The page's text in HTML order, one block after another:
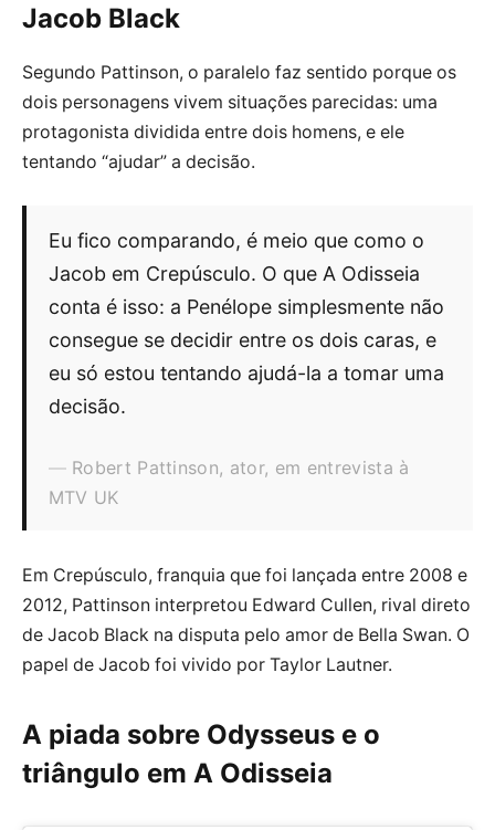
Jacob Black
Segundo Pattinson, o paralelo faz sentido porque os
dois personagens vivem situações parecidas: uma
protagonista dividida entre dois homens, e ele
tentando “ajudar” a decisão.
Eu fico comparando, é meio que como o
Jacob em Crepúsculo. O que A Odisseia
conta é isso: a Penélope simplesmente não
consegue se decidir entre os dois caras, e
eu só estou tentando ajudá-la a tomar uma
decisão.
Robert Pattinson, ator, em entrevista à
MTV UK
Em Crepúsculo, franquia que foi lançada entre 2008 e
2012, Pattinson interpretou Edward Cullen, rival direto
de Jacob Black na disputa pelo amor de Bella Swan. O
papel de Jacob foi vivido por Taylor Lautner.
A piada sobre Odysseus e o
triângulo em A Odisseia